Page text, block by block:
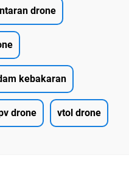
drone
kebakaran
drone vtol drone